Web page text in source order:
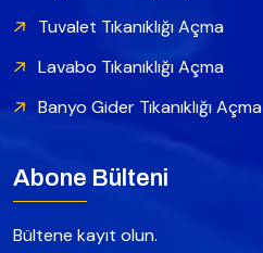
Tuvalet Tıkanıklığı Açma
Lavabo Tıkanıklığı Açma
Banyo Gider Tıkanıklığı Açma
Abone Bülteni
Bültene kayıt olun.